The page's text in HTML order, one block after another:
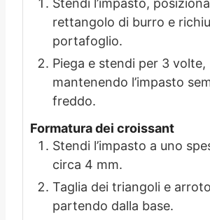
Stendi l’impasto,
rettangolo di burro e
portafoglio.
Piega e stendi per 3 volte,
mantenendo l’impasto
freddo.
Formatura dei croissant
Stendi l’impasto a uno
circa 4 mm.
Taglia dei triangoli e
partendo dalla base.